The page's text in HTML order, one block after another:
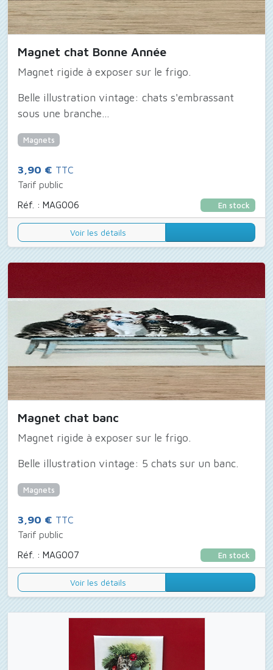
Magnet chat Bonne Année
Magnet rigide à exposer sur le frigo.
Belle illustration vintage: chats s'embrassant
sous une branche...
Magnets
3,90 € TTC
Tarif public
En stock
Réf. : MAG006
Voir les détails
Magnet chat banc
Magnet rigide à exposer sur le frigo.
Belle illustration vintage: 5 chats sur un banc.
Magnets
3,90 € TTC
Tarif public
En stock
Réf. : MAG007
Voir les détails